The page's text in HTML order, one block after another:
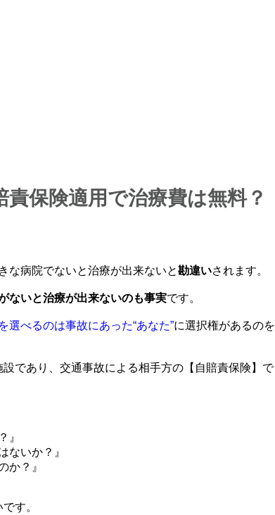
保険適用で治療費は無料？
な病院でないと治療が出来ないと勘違いされます。
ないと治療が出来ないのも事実です。
選べるのは事故にあった“あなた”に選択権があるのを
であり、交通事故による相手方の【自賠責保険】で
』
ないか？』
か？』
す。